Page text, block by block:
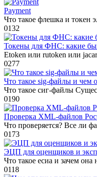
Payment
Что такое флешка и
0132
Токены для ФНС: какие
Etoken или rutoken или
0277
Что такое sig-файлы и чем
Что такое сиг-файлы
0190
Проверка XML-файлов
Что проверяется? Все ли
0173
ЭЦП для оценщиков и
Что такое есиа и зачем
0118